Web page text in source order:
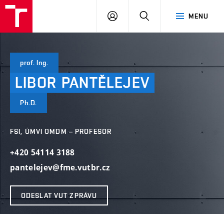
MENU
PŘIHLÁSIT
prof. Ing.
LIBOR PANTĚLEJEV
Ph.D.
FSI, ÚMVI OMDM – PROFESOR
+420 54114 3188
pantelejev@fme.vutbr.cz
ODESLAT VUT ZPRÁVU